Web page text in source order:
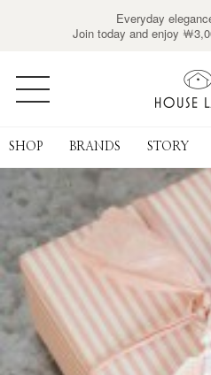
Everyday
Join today and enjoy ￦
SHOP BRANDS STORY